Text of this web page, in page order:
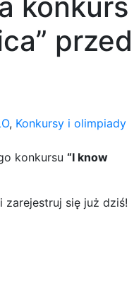
przed
, Konkursy i olimpiady
konkursu “I know
i zarejestruj się już dziś!